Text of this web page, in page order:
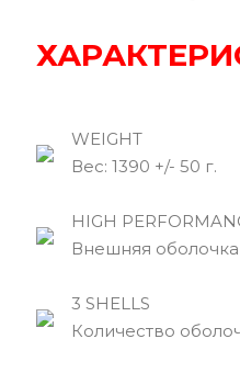
WEIGHT
Вec: 1390 +/- 50 г.
HIGH
Внешняя оболочка
3 SHELLS
Количество